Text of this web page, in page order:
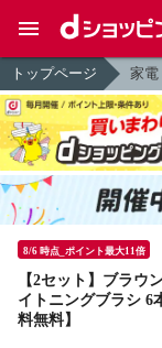
トップページ 家電
8/6 時点_ポイント最大11倍
【2セット】ブラウ
イトニングブラシ 6
料無料】